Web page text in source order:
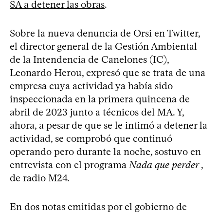
SA a detener las obras.
Sobre la nueva denuncia de Orsi en Twitter,
el director general de la Gestión Ambiental
de la Intendencia de Canelones (IC),
Leonardo Herou, expresó que se trata de una
empresa cuya actividad ya había sido
inspeccionada en la primera quincena de
abril de 2023 junto a técnicos del MA. Y,
ahora, a pesar de que se le intimó a detener la
actividad, se comprobó que continuó
operando pero durante la noche, sostuvo en
entrevista con el programa Nada que perder,
de radio M24.
En dos notas emitidas por el gobierno de